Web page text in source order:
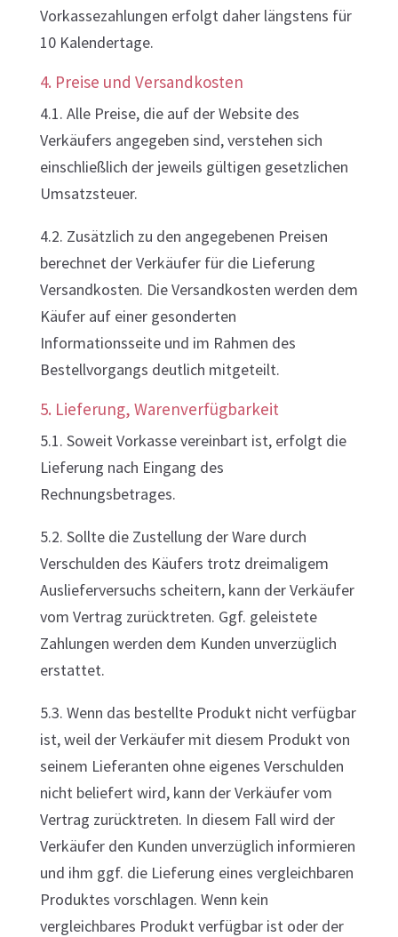
Vorkassezahlungen erfolgt daher längstens für
10 Kalendertage.
4. Preise und Versandkosten
4.1. Alle Preise, die auf der Website des
Verkäufers angegeben sind, verstehen sich
einschließlich der jeweils gültigen gesetzlichen
Umsatzsteuer.
4.2. Zusätzlich zu den angegebenen Preisen
berechnet der Verkäufer für die Lieferung
Versandkosten. Die Versandkosten werden dem
Käufer auf einer gesonderten
Informationsseite und im Rahmen des
Bestellvorgangs deutlich mitgeteilt.
5. Lieferung, Warenverfügbarkeit
5.1. Soweit Vorkasse vereinbart ist, erfolgt die
Lieferung nach Eingang des
Rechnungsbetrages.
5.2. Sollte die Zustellung der Ware durch
Verschulden des Käufers trotz dreimaligem
Auslieferversuchs scheitern, kann der Verkäufer
vom Vertrag zurücktreten. Ggf. geleistete
Zahlungen werden dem Kunden unverzüglich
erstattet.
5.3. Wenn das bestellte Produkt nicht verfügbar
ist, weil der Verkäufer mit diesem Produkt von
seinem Lieferanten ohne eigenes Verschulden
nicht beliefert wird, kann der Verkäufer vom
Vertrag zurücktreten. In diesem Fall wird der
Verkäufer den Kunden unverzüglich informieren
und ihm ggf. die Lieferung eines vergleichbaren
Produktes vorschlagen. Wenn kein
vergleichbares Produkt verfügbar ist oder der